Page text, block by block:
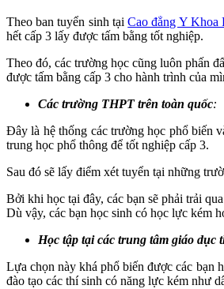
Theo ban tuyển sinh tạiCao đẳng Y Khoa
hết cấp 3 lấy được tấm bằng tốt nghiệp.
Theo đó, các trường học cũng luôn phấn
được tấm bằng cấp 3 cho hành trình của
Các trường THPT trên toàn quốc:
Đây là hệ thống các trường học phổ biến
trung học phổ thông để tốt nghiệp cấp 3.
Sau đó sẽ lấy điểm xét tuyển tại những
Bởi khi học tại đây, các bạn sẽ phải trải
Dù vậy, các bạn học sinh có học lực kém
Học tập tại các trung tâm giáo dục
Lựa chọn này khá phổ biến được các bạn
đào tạo các thí sinh có năng lực kém như